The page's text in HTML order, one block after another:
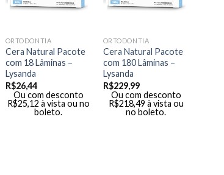
ORTODONTIA
Cera Natural Pacote
com 18 Lâminas –
Lysanda
R$26,44
Ou com desconto
R$25,12 à vista ou no
boleto.
ORTODONTIA
Cera Natural Pacote
com 180 Lâminas –
Lysanda
R$229,99
Ou com desconto
R$218,49 à vista ou
no boleto.